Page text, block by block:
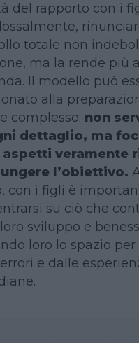
del rapporto con i
totale non
ma la rende più
Il modello può
alla
complesso: non
dettaglio, ma
veramente
l’obiettivo.
con i figli è
su ciò che
sviluppo e
loro lo spazio
e dalle